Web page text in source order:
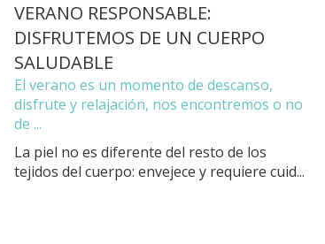
VERANO RESPONSABLE:
DISFRUTEMOS DE UN CUERPO
SALUDABLE
El verano es un momento de descanso,
disfrute y relajación, nos encontremos o no
de ...
La piel no es diferente del resto de los
tejidos del cuerpo: envejece y requiere cuid...